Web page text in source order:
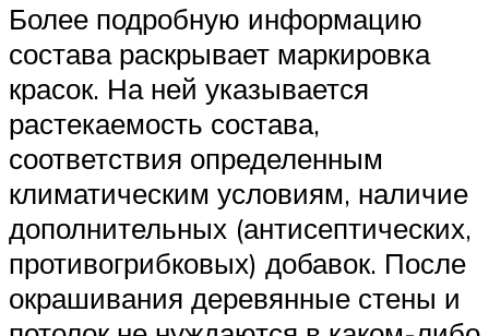
Более подробную информацию
состава раскрывает маркировка
красок. На ней указывается
растекаемость состава,
соответствия определенным
климатическим условиям, наличие
дополнительных (антисептических,
противогрибковых) добавок. После
окрашивания деревянные стены и